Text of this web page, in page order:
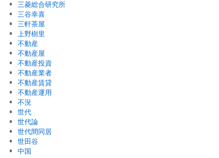
三菱総合研究所
三谷幸喜
三軒茶屋
上野樹里
不動産
不動産屋
不動産投資
不動産業者
不動産賃貸
不動産運用
不況
世代
世代論
世代間同居
世田谷
中国